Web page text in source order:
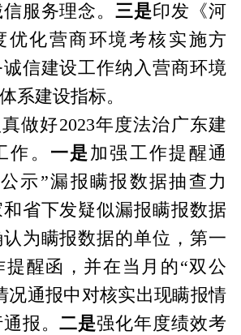
服务理念。三是印发《河
优化营商环境考核实施方
信建设工作纳入营商环境
系建设指标。
做好2023年度法治广东建
。 一是 加强工作提醒通
示”漏报瞒报数据抽查力
省下发疑似漏报瞒报数据
为瞒报数据的单位，第一
提醒函，并在当月的“双公
况通报中对核实出现瞒报情
报。二是强化年度绩效考